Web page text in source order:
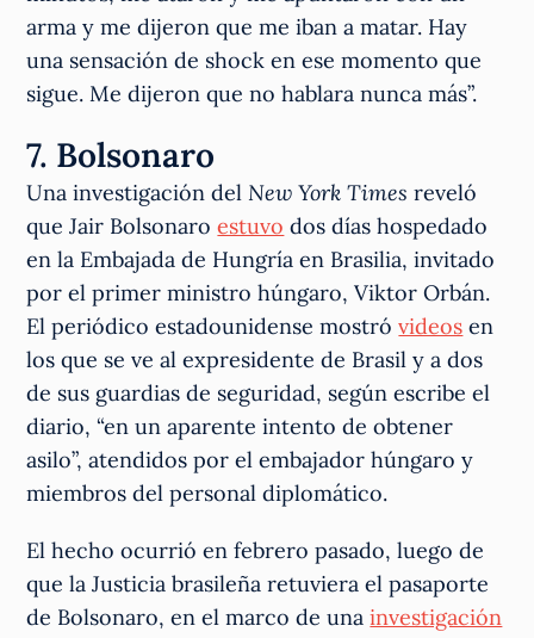
arma y me dijeron que me iban a matar. Hay
una sensación de shock en ese momento que
sigue. Me dijeron que no hablara nunca más”.
7. Bolsonaro
Una investigación delNew York Times reveló
que Jair Bolsonaroestuvo dos días hospedado
en la Embajada de Hungría en Brasilia, invitado
por el primer ministro húngaro, Viktor Orbán.
El periódico estadounidense mostróvideos en
los que se ve al expresidente de Brasil y a dos
de sus guardias de seguridad, según escribe el
diario, “en un aparente intento de obtener
asilo”, atendidos por el embajador húngaro y
miembros del personal diplomático.
El hecho ocurrió en febrero pasado, luego de
que la Justicia brasileña retuviera el pasaporte
de Bolsonaro, en el marco de unainvestigación